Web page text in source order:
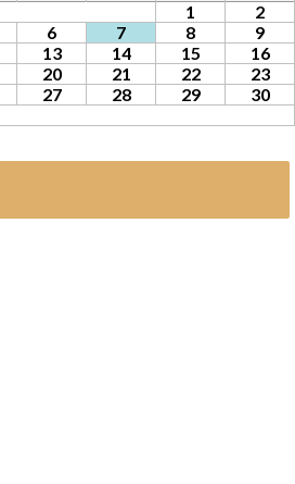
1
2
6 7 8
9
13 14 15
16
20 21 22
23
27 28 29
30